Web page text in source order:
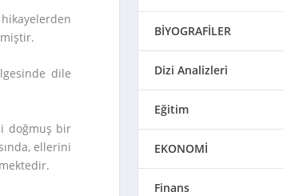
dile
doğmuş bir
ellerini
BİYOGRAFİLER
Dizi Analizleri
Eğitim
EKONOMİ
Finans